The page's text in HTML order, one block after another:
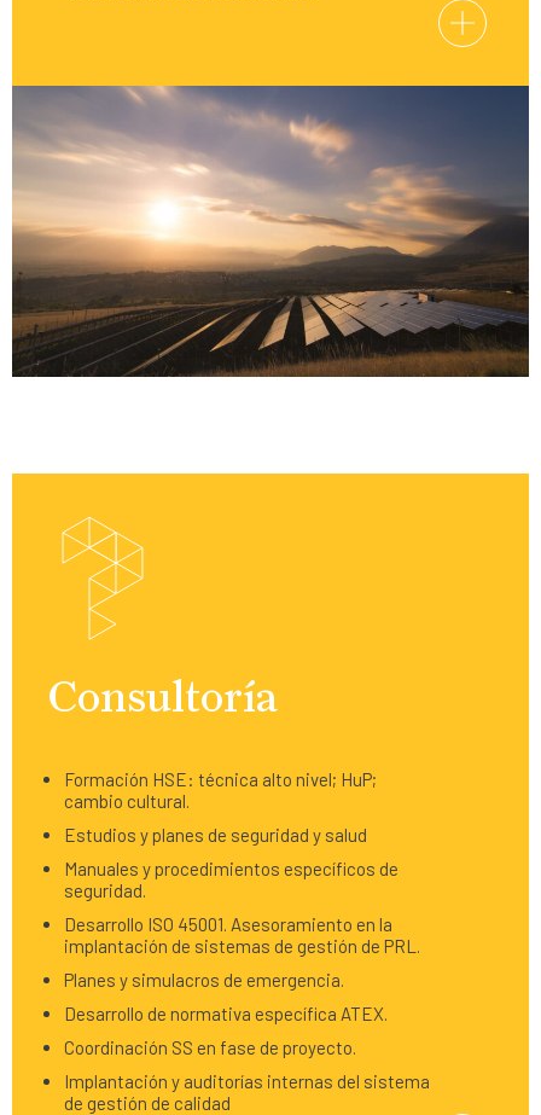
Consultoría
Formación HSE: técnica alto nivel; HuP;
cambio cultural.
Estudios y planes de seguridad y salud
Manuales y procedimientos específicos de
seguridad.
Desarrollo ISO 45001. Asesoramiento en la
implantación de sistemas de gestión de PRL.
Planes y simulacros de emergencia.
Desarrollo de normativa específica ATEX.
Coordinación SS en fase de proyecto.
Implantación y auditorías internas del sistema
de gestión de calidad